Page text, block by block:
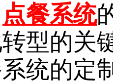
点餐系统
型的关
统的定